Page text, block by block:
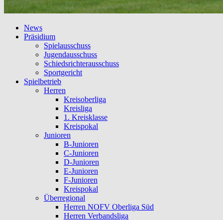
News
Präsidium
Spielausschuss
Jugendausschuss
Schiedsrichterausschuss
Sportgericht
Spielbetrieb
Herren
Kreisoberliga
Kreisliga
1. Kreisklasse
Kreispokal
Junioren
B-Junioren
C-Junioren
D-Junioren
E-Junioren
F-Junioren
Kreispokal
Überregional
Herren NOFV Oberliga Süd
Herren Verbandsliga